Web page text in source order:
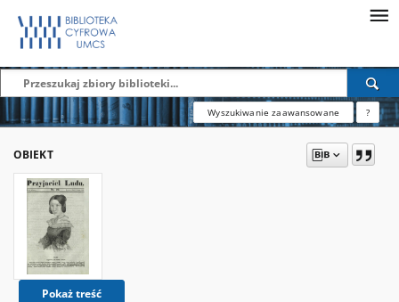
Wyszukiwanie zaawansowane ?
OBIEKT
Pokaż treść